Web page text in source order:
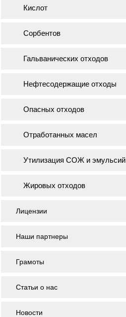
Кислот
Сорбентов
Гальванических отходов
Нефтесодержащие отходы
Опасных отходов
Отработанных масел
Утилизация СОЖ и эмульсий
Жировых отходов
Лицензии
Наши партнеры
Грамоты
Статьи о нас
Новости